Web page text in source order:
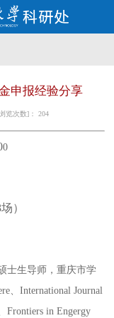
申报经验分享
览次数]： 204
0
场）
士生导师，重庆市学
、 International Journal
Frontiers in Engergy